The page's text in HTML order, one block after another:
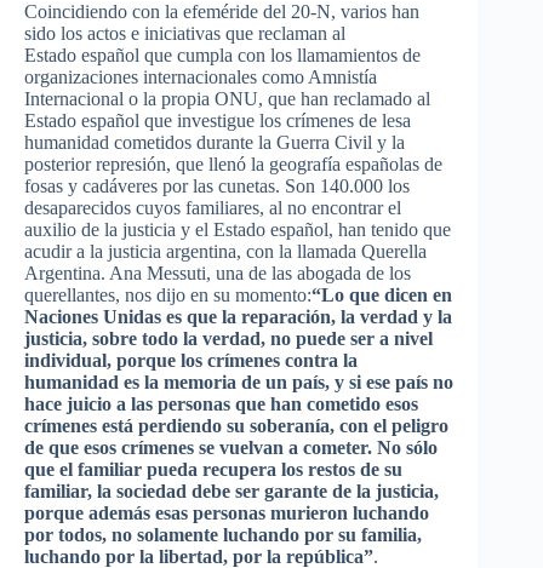
Coincidiendo con la efeméride del 20-N, varios han
sido los actos e iniciativas que reclaman al
Estado español que cumpla con los llamamientos de
organizaciones internacionales como Amnistía
Internacional o la propia ONU, que han reclamado al
Estado español que investigue los crímenes de lesa
humanidad cometidos durante la Guerra Civil y la
posteriorrepresión, que llenó la geografía españolas de
fosas y cadáveres por las cunetas. Son 140.000 los
desaparecidos cuyos familiares, al no encontrarel
auxilio de la justicia y el Estado español, han tenido que
acudira la justicia argentina, con la llamada Querella
Argentina. Ana Messuti, una de las abogada de los
querellantes, nos dijo en su momento:“Lo que dicen en
Naciones Unidas es que la reparación, la verdad y la
justicia, sobre todo la verdad, no puede ser a nivel
individual, porque los crímenes contra la
humanidad es la memoria de un país, y si ese país no
hace juicio a las personas que han cometido esos
crímenes está perdiendo su soberanía, con el peligro
de que esos crímenes se vuelvan a cometer. No sólo
que el familiar pueda recupera los restos de su
familiar, la sociedad debe ser garante de la justicia,
porque además esas personas murieron luchando
por todos, no solamente luchando por su familia,
luchando por la libertad, por la república”.